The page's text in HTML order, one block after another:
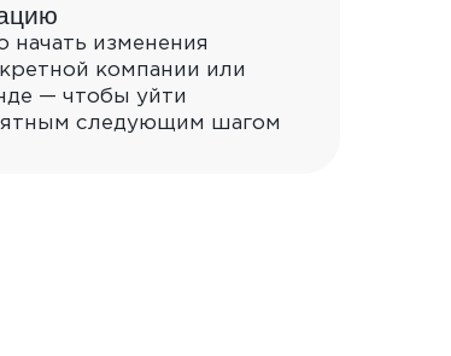
начать изменения
компании или
— чтобы уйти
следующим шагом